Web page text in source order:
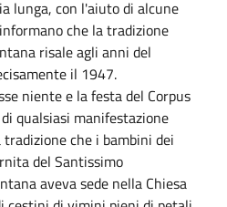
lunga, con l'aiuto di alcune
che la tradizione
risale agli anni del
il 1947.
niente e la festa del Corpus
qualsiasi manifestazione
che i bambini dei
del Santissimo
aveva sede nella Chiesa